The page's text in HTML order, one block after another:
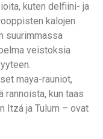
kuten delfiini- ja
kalojen
suurimmassa
veistoksia
maya-rauniot,
rannoista, kun taas
Itzá ja Tulum – ovat